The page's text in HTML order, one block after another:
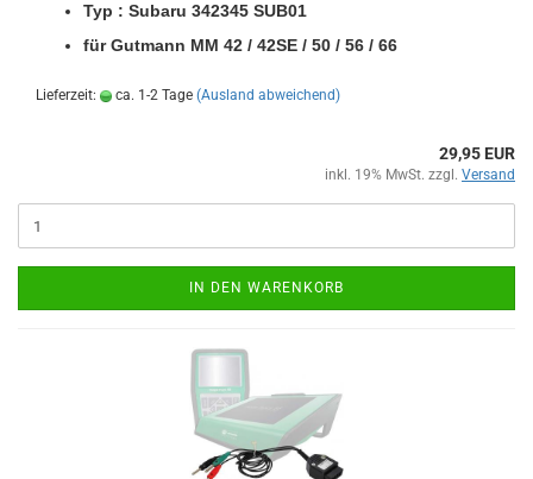
Typ : Sub­a­ru 342345 SUB01
für Gut­mann MM 42 / 42SE / 50 / 56 / 66
Lieferzeit: ca. 1-2 Tage (Ausland abweichend)
29,95 EUR
inkl. 19% MwSt. zzgl. Versand
IN DEN WARENKORB